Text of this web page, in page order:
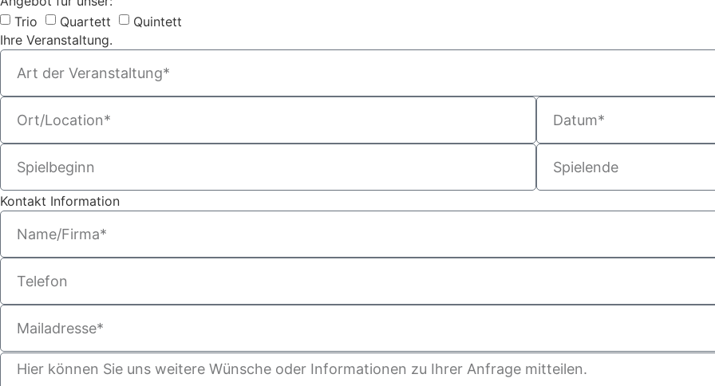
Trio
Quartett
Quintett
Ihre Veranstaltung.
Kontakt Information